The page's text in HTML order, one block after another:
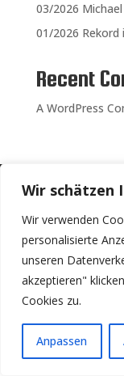
Wir schätzen
Wir verwenden
personalisierte
unseren
akzeptieren"
Cookies zu.
Anpassen
03/2026
01/2026 Rekord
Recent
A WordPress